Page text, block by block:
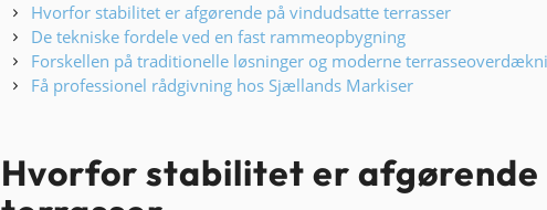
Hvorfor stabilitet er afgørende på vindudsatte terrasser
De tekniske fordele ved en fast rammeopbygning
Forskellen på traditionelle løsninger og moderne
Få professionel rådgivning hos Sjællands Markiser
Hvorfor stabilitet er afgørende